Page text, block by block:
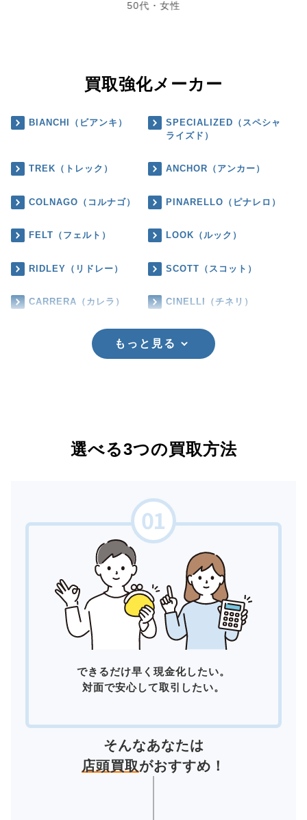
50代・女性
買取強化メーカー
BIANCHI（ビアンキ）
SPECIALIZED（スペシャ
ライズド）
TREK（トレック） ANCHOR（アンカー）
COLNAGO（コルナゴ） PINARELLO（ピナレロ）
FELT（フェルト） LOOK（ルック）
RIDLEY（リドレー） SCOTT（スコット）
CARRERA（カレラ） CINELLI（チネリ）
もっと見る
選べる3つの買取方法
できるだけ早く現金化したい。
対面で安心して取引したい。
そんなあなたは
店頭買取がおすすめ！